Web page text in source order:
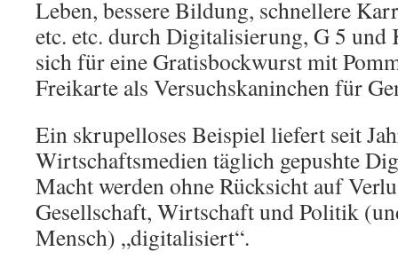
Leben, bessere Bildung, schnellere
etc. etc. durch Digitalisierung, G 5 und
sich für eine Gratisbockwurst mit
Freikarte als Versuchskaninchen für
Ein skrupelloses Beispiel liefert seit
Wirtschaftsmedien täglich gepushte
Macht werden ohne Rücksicht auf
Gesellschaft, Wirtschaft und Politik
Mensch) „digitalisiert“.